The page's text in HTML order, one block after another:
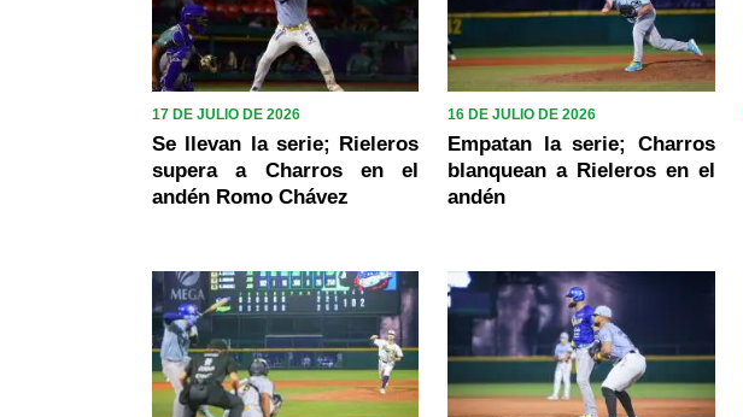
17 DE JULIO DE 2026
Se llevan la serie; Rieleros
supera a Charros en el
andén Romo Chávez
16 DE JULIO DE 2026
Empatan la serie; Charros
blanquean a Rieleros en el
andén